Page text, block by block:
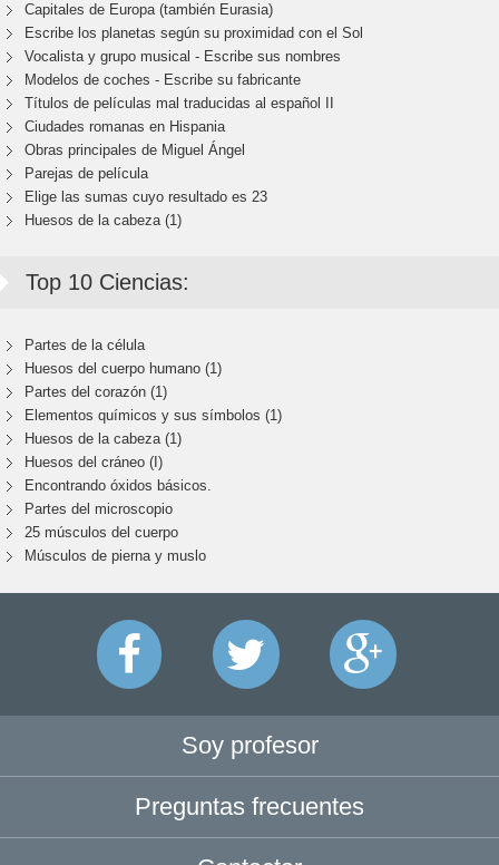
Capitales de Europa (también Eurasia)
Escribe los planetas según su proximidad con el Sol
Vocalista y grupo musical - Escribe sus nombres
Modelos de coches - Escribe su fabricante
Títulos de películas mal traducidas al español II
Ciudades romanas en Hispania
Obras principales de Miguel Ángel
Parejas de película
Elige las sumas cuyo resultado es 23
Huesos de la cabeza (1)
Top 10 Ciencias:
Partes de la célula
Huesos del cuerpo humano (1)
Partes del corazón (1)
Elementos químicos y sus símbolos (1)
Huesos de la cabeza (1)
Huesos del cráneo (I)
Encontrando óxidos básicos.
Partes del microscopio
25 músculos del cuerpo
Músculos de pierna y muslo
Soy profesor
Preguntas frecuentes